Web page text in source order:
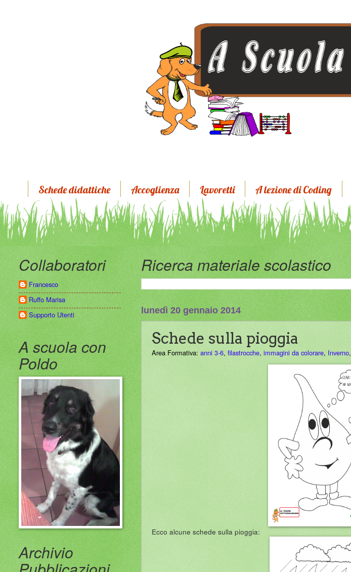
Schede didattiche Accoglienza Lavoretti A lezione di Coding
Ricerca materiale scolastico
lunedì 20 gennaio 2014
Schede sulla pioggia
Area Formativa: anni 3-6, filastrocche, immagini da colorare, Inverno,
Ecco alcune schede sulla pioggia:
Collaboratori
Francesco
Ruffo Marisa
Supporto Utenti
A scuola con
Poldo
Archivio